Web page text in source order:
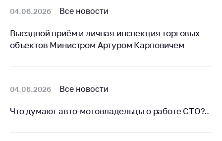
Сообщить о росте
Ценообразование
на лекарственные
медицинскую
Решение Комиссии
04.06.2026 Все новости
Выездной приём и личная инспекция торговых
объектов Министром Артуром Карповичем
04.06.2026 Все новости
Что думают авто-мотовладельцы о работе СТО?..